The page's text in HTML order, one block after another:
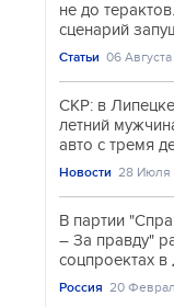
не до
сценарий
Статьи 06
СКР: в
летний
авто с тремя
Новости 28 Июля
В партии
– За правду"
соцпроектах
Россия 20